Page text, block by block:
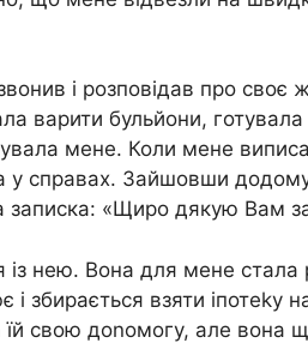
і розповідав про своє
варити бульйони, готувала
мене. Коли мене
у справах. Зайшовши
записка: «Щиро дякую Вам
із нею. Вона для мене стала
збирається взяти іпотеkу
свою доnомогу, але вона